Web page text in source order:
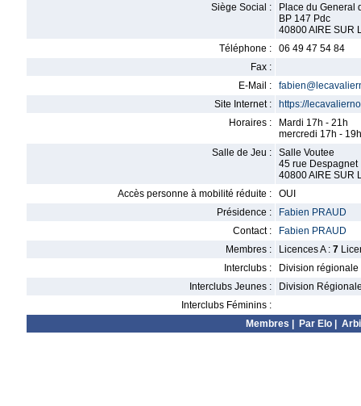
Siège Social :
Place du General
BP 147 Pdc
40800 AIRE SUR
Téléphone :
06 49 47 54 84
Fax :
E-Mail :
Site Internet :
https://
Horaires :
Mardi 17h - 21h
mercredi 17h - 19h
Salle de Jeu :
Salle Voutee
45 rue Despagnet
40800 AIRE SUR
Accès personne à mobilité réduite :
OUI
Présidence :
Fabien PRAUD
Contact :
Fabien PRAUD
Membres :
Licences A : 7
Interclubs :
Division régionale
Interclubs Jeunes :
Division
Interclubs Féminins :
Membres
Par Elo